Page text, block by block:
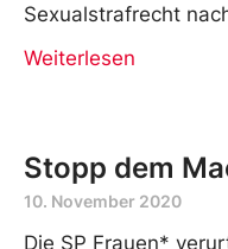
Sexualstrafrecht
Weiterlesen
Stopp dem
10. November 2020
Die SP Frauen*